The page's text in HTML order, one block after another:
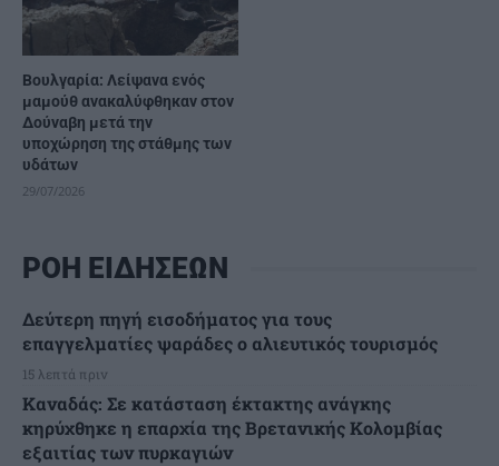
Βουλγαρία: Λείψανα ενός
μαμούθ ανακαλύφθηκαν στον
Δούναβη μετά την
υποχώρηση της στάθμης των
υδάτων
29/07/2026
ΡΟΗ ΕΙΔΗΣΕΩΝ
Δεύτερη πηγή εισοδήματος για τους
επαγγελματίες ψαράδες ο αλιευτικός τουρισμός
15 λεπτά πριν
Καναδάς: Σε κατάσταση έκτακτης ανάγκης
κηρύχθηκε η επαρχία της Βρετανικής Κολομβίας
εξαιτίας των πυρκαγιών